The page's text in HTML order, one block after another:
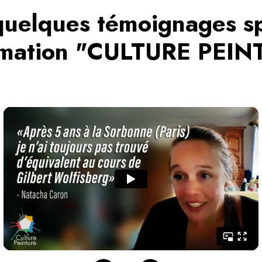
témoignages
"CULTURE